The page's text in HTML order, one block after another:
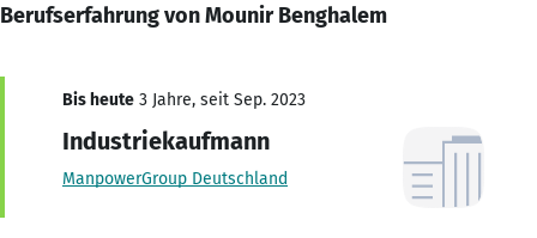
Berufserfahrung von Mounir Benghalem
Bis heute 3 Jahre, seit Sep. 2023
Industriekaufmann
ManpowerGroup Deutschland